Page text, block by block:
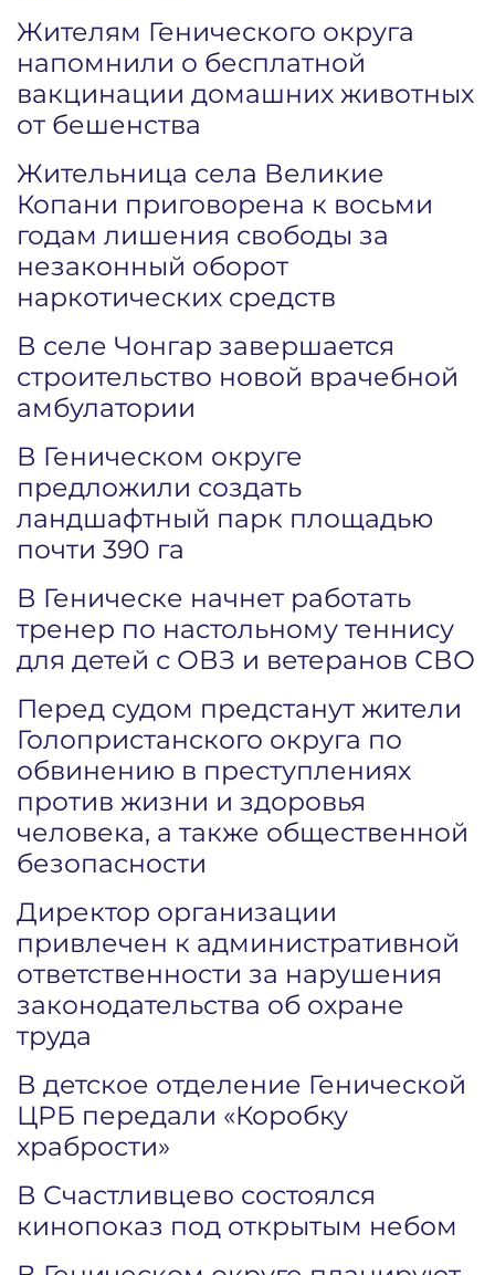
Жителям Генического округа
напомнили о бесплатной
вакцинации домашних животных
от бешенства
Жительница села Великие
Копани приговорена к восьми
годам лишения свободы за
незаконный оборот
наркотических средств
В селе Чонгар завершается
строительство новой врачебной
амбулатории
В Геническом округе
предложили создать
ландшафтный парк площадью
почти 390 га
В Геническе начнет работать
тренер по настольному теннису
для детей с ОВЗ и ветеранов СВО
Перед судом предстанут жители
Голопристанского округа по
обвинению в преступлениях
против жизни и здоровья
человека, а также общественной
безопасности
Директор организации
привлечен к административной
ответственности за нарушения
законодательства об охране
труда
В детское отделение Генической
ЦРБ передали «Коробку
храбрости»
В Счастливцево состоялся
кинопоказ под открытым небом